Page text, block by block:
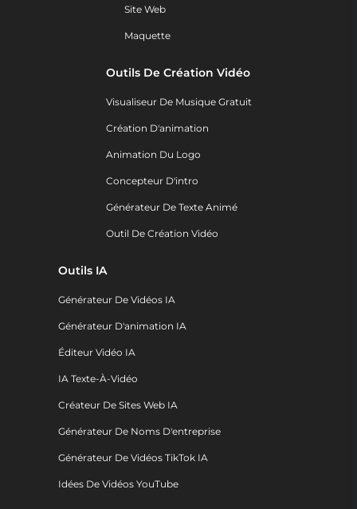
Site Web
Maquette
Outils De Création Vidéo
Visualiseur De Musique Gratuit
Création D'animation
Animation Du Logo
Concepteur D'intro
Générateur De Texte Animé
Outil De Création Vidéo
Outils IA
Générateur De Vidéos IA
Générateur D'animation IA
Éditeur Vidéo IA
IA Texte-À-Vidéo
Créateur De Sites Web IA
Générateur De Noms D'entreprise
Générateur De Vidéos TikTok IA
Idées De Vidéos YouTube